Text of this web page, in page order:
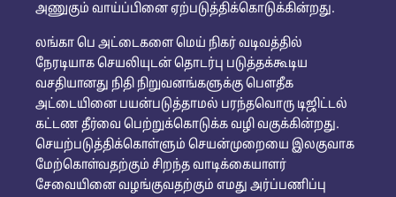
அணுகும் வாய்ப்பினை ஏற்படுத்திக்கொடுக்கின்றது.
லங்கா பெ அட்டைகளை மெய் நிகர் வடிவத்தில்
நேரடியாக செயலியுடன் தொடர்பு படுத்தக்கூடிய
வசதியானது நிதி நிறுவனங்களுக்கு பௌதீக
அட்டையினை பயன்படுத்தாமல் பரந்தவொரு டிஜிட்டல்
கட்டண தீர்வை பெற்றுக்கொடுக்க வழி வகுக்கின்றது.
செயற்படுத்திக்கொள்ளும் செயன்முறையை இலகுவாக
மேற்கொள்வதற்கும் சிறந்த வாடிக்கையாளர்
சேவையினை வழங்குவதற்கும் எமது அர்ப்பணிப்பு